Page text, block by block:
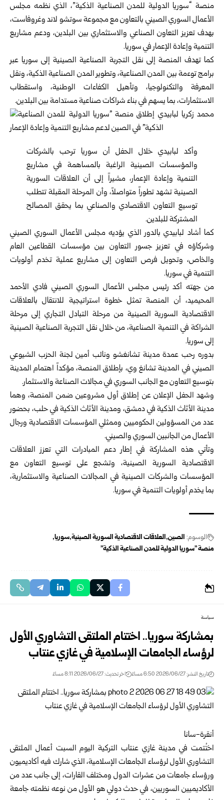
منصة “سوريا الدولية للمدن الصناعية الذكية”، الذي نظمه مجلس
الأعمال السوري الصيني بالتعاون مع مجموعة سوتشو لاند وغروفاست،
بهدف تعزيز التعاون الصناعي والاستثماري بين البلدين، ودعم مشاريع
التنمية وإعادة الإعمار في سوريا.
كما تهدف المنصة إلى نقل التجربة الصناعية الصينية إلى سوريا عبر
برامج توءمة بين المدن الصناعية، وتطوير المدن الصناعية الذكية، ونقل
المعرفة والتكنولوجيا، وتأهيل الكفاءات الوطنية، واستقطاب
الاستثمارات، بما يسهم في بناء شراكات صناعية مستدامة بين البلدين.
وأكد لبابيدي خلال الحفل أن سوريا ترحب بالشركات
والمؤسسات الصينية الراغبة بالمساهمة في مشاريع
التنمية وإعادة الإعمار، مشيراً إلى أن العلاقات السورية
الصينية تشهد تطوراً متواصلاً، وأن المرحلة المقبلة تتطلب
توسيع التعاون الاقتصادي والصناعي بما يحقق المصالح
المشتركة للبلدين.
كما أشاد لبابيدي بالدور الذي يؤديه مجلس الأعمال السوري الصيني
وشركاؤه في تعزيز جسور التعاون بين مؤسسات القطاعين العام
والخاص، وتحويل فرص التعاون إلى مشاريع عملية تخدم أولويات
التنمية في سوريا.
من جهته أكد رئيس مجلس الأعمال السوري الصيني فادي الأحمد
المحيميد، أن المنصة تمثل خطوة استراتيجية للانتقال بالعلاقات
الاقتصادية السورية الصينية من مرحلة التبادل التجاري إلى مرحلة
الشراكة في التنمية الصناعية، من خلال نقل التجربة الصناعية الصينية
إلى سوريا.
بدوره رحب عمدة مدينة تشانغشو ونائب أمين لجنة الحزب الشيوعي
الصيني في المدينة تشانغ وي، بإطلاق المنصة، مؤكداً اهتمام المدينة
بتوسيع التعاون مع الجانب السوري في مجالات الصناعة والاستثمار.
وشهد الحفل الإعلان عن إطلاق أول مشروعين ضمن المنصة، وهما
مدينة الأثاث الذكية في دمشق، ومدينة الأثاث الذكية فيحلب، بحضور
عدد من المسؤولين الحكوميين وممثلي المؤسسات الاقتصادية ورجال
الأعمال من الجانبين السوري والصيني.
وتأتي هذه المشاركة في إطار دعم المبادرات التي تعزز العلاقات
الاقتصادية السورية الصينية، وتشجع على توسيع التعاون مع
المؤسسات والشركات الصينية في المجالات الصناعية والاستثمارية،
بما يخدم أولويات التنمية في سوريا.
الوسوم: الصين العلاقات الاقتصادية السورية الصينية سوريا
منصة "سوريا الدولية للمدن الصناعية الذكية"
سياسة
بمشاركة سوريا.. اختتام الملتقى التشاوري الأول
لرؤساء الجامعات الإسلامية في غازي عنتاب
تاريخ النشر: 2026/06/27 6:50 مساءً اخر تحديث: 2026/06/27 8:11 مساءً
أنقرة-سانا
اختُتمت في مدينة غازي عنتاب التركية اليوم السبت أعمال الملتقى
التشاوري الأول لرؤساء الجامعات الإسلامية، الذي شارك فيه أكاديميون
ورؤساء جامعات من عشرات الدول ومختلف القارات، إلى جانب عدد من
الأكاديميين السوريين، في حدث دولي هو الأول من نوعه نظمته جامعة